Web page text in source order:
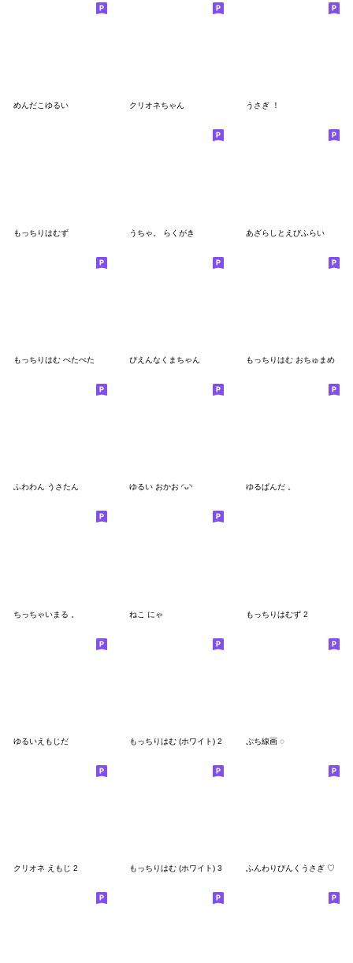
めんだこゆるい クリオネちゃん うさぎ ！
もっちりはむず うちゃ。 らくがき あざらしとえびふらい
もっちりはむ ぺたぺた ぴえんなくまちゃん もっちりはむ おちゅまめ
ふわわん うさたん ゆるい おかお ◜ᴗ◝ ゆるぱんだ 。
ちっちゃいまる 。 ねこ にゃ もっちりはむず 2
ゆるいえもじだ もっちりはむ (ホワイト) 2 ぷち線画 ︎︎◌
クリオネ えもじ 2 もっちりはむ (ホワイト) 3 ふんわりぴんくうさぎ ♡